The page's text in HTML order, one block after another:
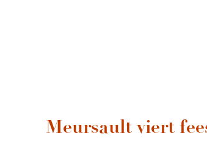
Meursault viert